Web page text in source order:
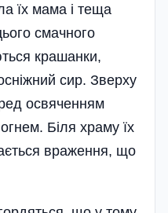
їх мама і теща
смачного
крашанки,
сир. Зверху
освяченням
Біля храму їх
враження, що